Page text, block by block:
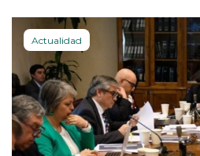
Actualidad